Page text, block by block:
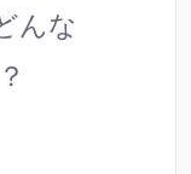
んな